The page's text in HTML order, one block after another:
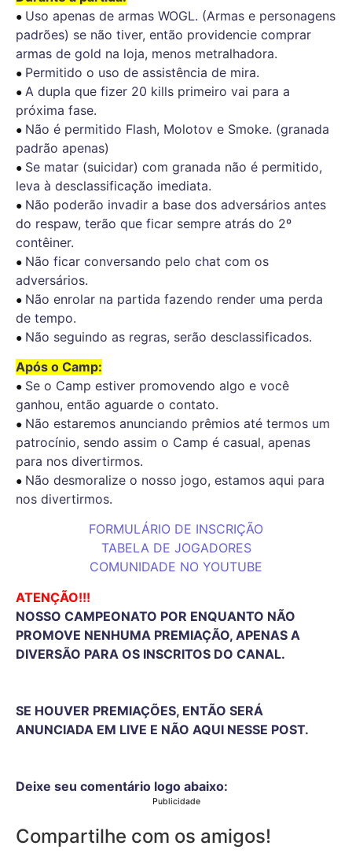
● Uso apenas de armas WOGL. (Armas e personagens
padrões) se não tiver, então providencie comprar
armas de gold na loja, menos metralhadora.
● Permitido o uso de assistência de mira.
● A dupla que fizer 20 kills primeiro vai para a
próxima fase.
● Não é permitido Flash, Molotov e Smoke. (granada
padrão apenas)
● Se matar (suicidar) com granada não é permitido,
leva à desclassificação imediata.
● Não poderão invadir a base dos adversários antes
do respaw, terão que ficar sempre atrás do 2º
contêiner.
● Não ficar conversando pelo chat com os
adversários.
● Não enrolar na partida fazendo render uma perda
de tempo.
● Não seguindo as regras, serão desclassificados.
Após o Camp:
● Se o Camp estiver promovendo algo e você
ganhou, então aguarde o contato.
● Não estaremos anunciando prêmios até termos um
patrocínio, sendo assim o Camp é casual, apenas
para nos divertirmos.
● Não desmoralize o nosso jogo, estamos aqui para
nos divertirmos.
FORMULÁRIO DE INSCRIÇÃO
TABELA DE JOGADORES
COMUNIDADE NO YOUTUBE
ATENÇÃO!!!
NOSSO CAMPEONATO POR ENQUANTO NÃO
PROMOVE NENHUMA PREMIAÇÃO, APENAS A
DIVERSÃO PARA OS INSCRITOS DO CANAL.
SE HOUVER PREMIAÇÕES, ENTÃO SERÁ
ANUNCIADA EM LIVE E NÃO AQUI NESSE POST.
Deixe seu comentário logo abaixo:
Publicidade
Compartilhe com os amigos!